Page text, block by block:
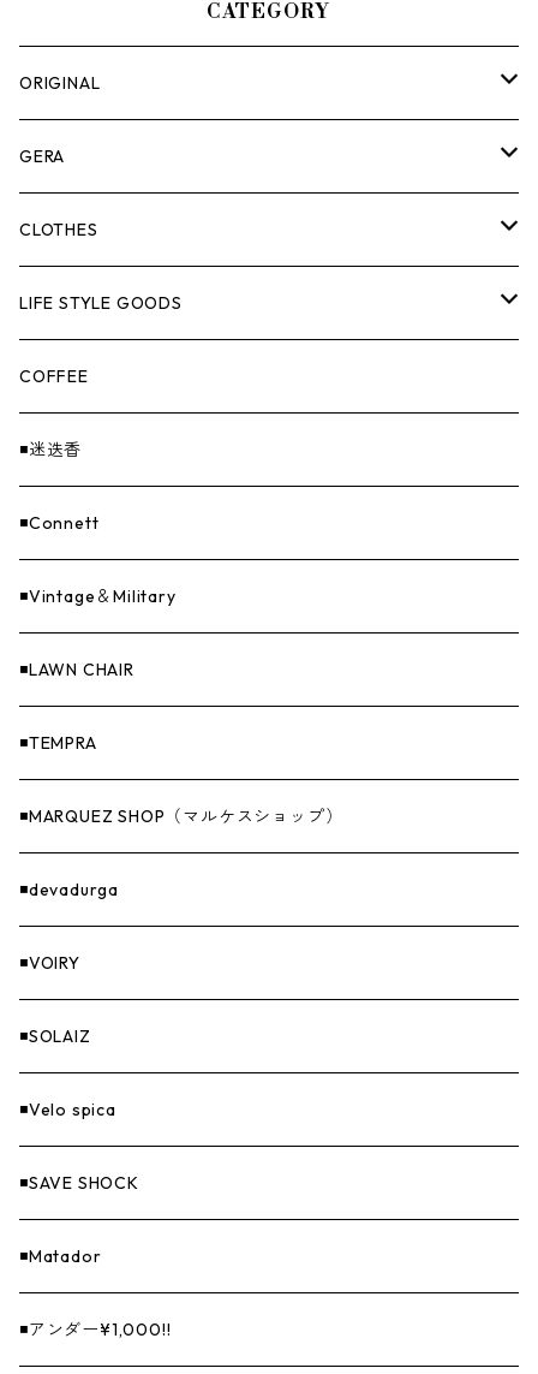
CATEGORY
ORIGINAL
ASOMATOUS
HANGBURGER（ハングバーガー）
EX-GATE（エクスゲート）
Others（その他）
COLLABORATION
UNITIUM.
THE UNFORM STORE オリジナル
GERA
ランタン＆ライト
クッカー＆カトラリー
バーナー
焚火
寝具
ファニチャー
収納
ナイフ＆アックス
燃料
GOODS
CLOTHES
TOPS
PANTS
CAP
GOODS
バンダナ＆手ぬぐい
LIFE STYLE GOODS
ステッカー
COFFEE
◾️迷迭香
◾️Connett
◾️Vintage＆Military
◾️LAWN CHAIR
◾️TEMPRA
◾️MARQUEZ SHOP（マルケスショップ）
◾️devadurga
◾️VOIRY
◾️SOLAIZ
◾️Velo spica
◾️SAVE SHOCK
◾️Matador
◾️アンダー¥1,000!!